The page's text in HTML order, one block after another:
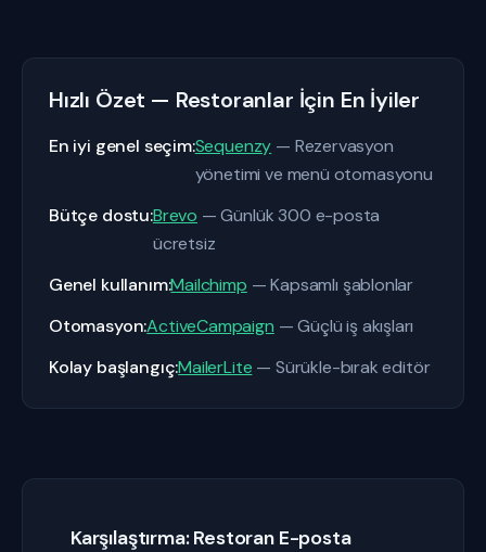
Hızlı Özet — Restoranlar İçin En İyiler
En iyi genel seçim:Sequenzy — Rezervasyon
yönetimi ve menü otomasyonu
Bütçe dostu:Brevo — Günlük 300 e-posta
ücretsiz
Genel kullanım:Mailchimp — Kapsamlı şablonlar
Otomasyon:ActiveCampaign — Güçlü iş akışları
Kolay başlangıç:MailerLite — Sürükle-bırak editör
Karşılaştırma: Restoran E-posta